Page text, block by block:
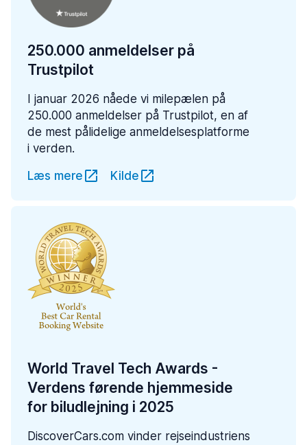
250.000 anmeldelser på
Trustpilot
I januar 2026 nåede vi milepælen på
250.000 anmeldelser på Trustpilot, en af
de mest pålidelige anmeldelsesplatforme
i verden.
Læs mere
Kilde
World Travel Tech Awards -
Verdens førende hjemmeside
for biludlejning i 2025
DiscoverCars.com vinder rejseindustriens